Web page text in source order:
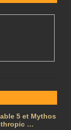
5 et Mythos
…